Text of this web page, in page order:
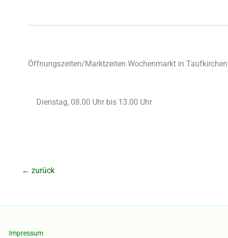
Öffnungszeiten/Marktzeiten Wochenmarkt in
Dienstag, 08.00 Uhr bis 13.00 Uhr
← zurück
Impressum